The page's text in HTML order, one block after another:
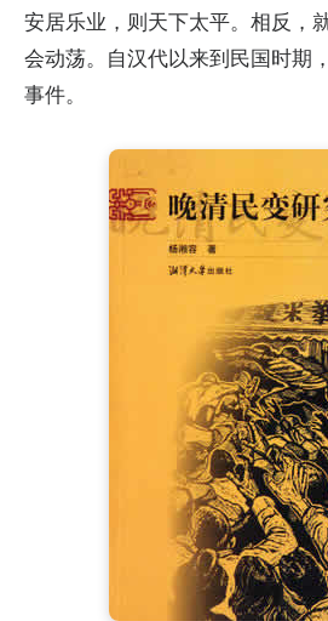
安居乐业，则天下太平。相反，
会动荡。自汉代以来到民国时期
事件。